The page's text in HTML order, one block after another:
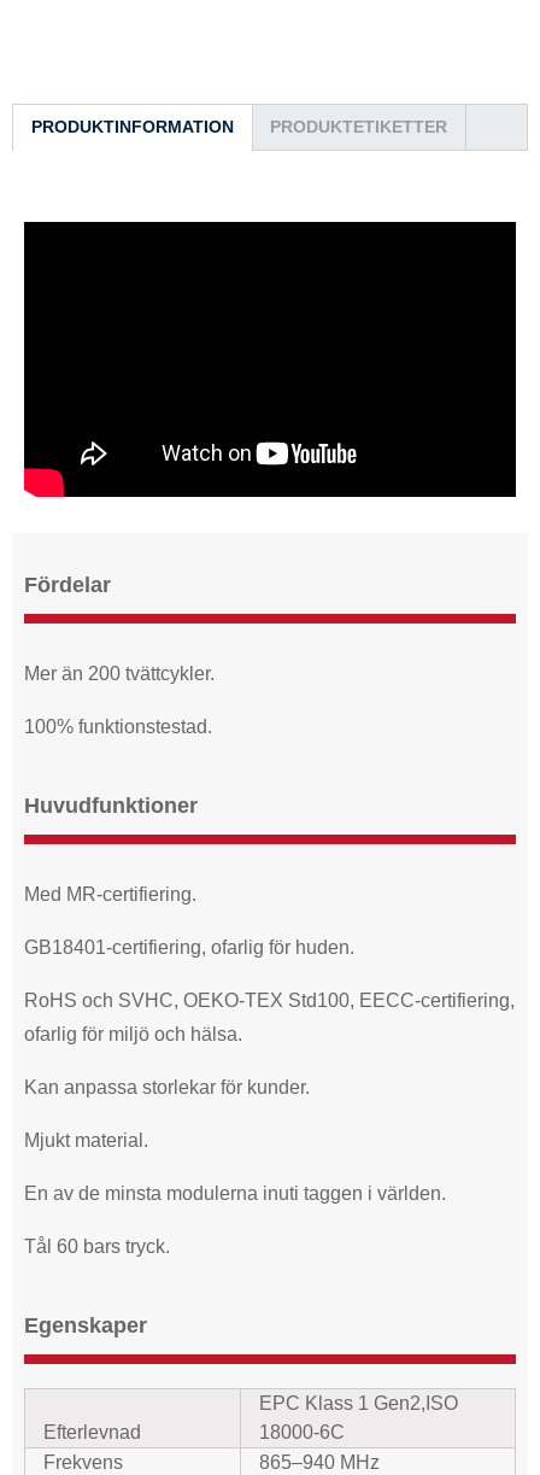
PRODUKTINFORMATION PRODUKTETIKETTER
Fördelar
Mer än 200 tvättcykler.
100% funktionstestad.
Huvudfunktioner
Med MR-certifiering.
GB18401-certifiering, ofarlig för huden.
RoHS och SVHC, OEKO-TEX Std100, EECC-certifiering,
ofarlig för miljö och hälsa.
Kan anpassa storlekar för kunder.
Mjukt material.
En av de minsta modulerna inuti taggen i världen.
Tål 60 bars tryck.
Egenskaper
Efterlevnad
EPC Klass 1 Gen2, ISO
18000-6C
Frekvens
865–940 MHz